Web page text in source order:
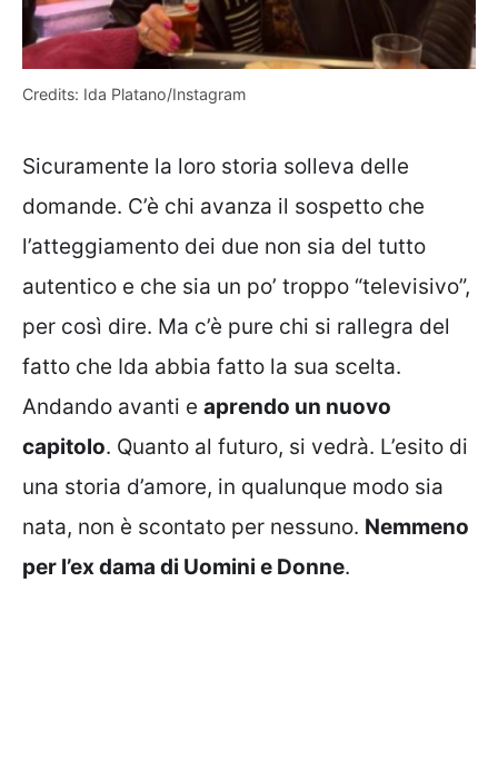
Credits: Ida Platano/Instagram
Sicuramente la loro storia solleva delle
domande. C’è chi avanza il sospetto che
l’atteggiamento dei due non sia del tutto
autentico e che sia un po’ troppo “televisivo”,
per così dire. Ma c’è pure chi si rallegra del
fatto che Ida abbia fatto la sua scelta.
Andando avanti e aprendo un nuovo
capitolo. Quanto al futuro, si vedrà. L’esito di
una storia d’amore, in qualunque modo sia
nata, non è scontato per nessuno. Nemmeno
per l’ex dama di Uomini e Donne.